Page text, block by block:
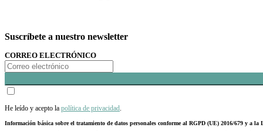
Suscríbete a nuestro newsletter
CORREO ELECTRÓNICO
He leído y acepto la política de privacidad
Información básica sobre el tratamiento de datos personales conforme al RGPD (UE) 2016/679 y a la